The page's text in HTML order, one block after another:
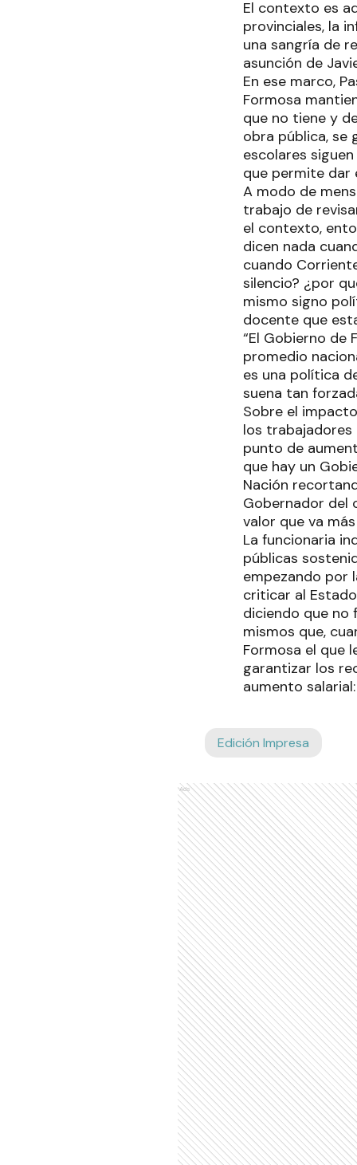
El contexto es
provinciales, la
una sangría de
asunción de
En ese marco,
Formosa
que no tiene y
obra pública, se
escolares
que permite dar
A modo de
trabajo de
el contexto,
dicen nada
cuando
silencio? ¿por
mismo signo
docente que
“El Gobierno de
promedio
es una política
suena tan
Sobre el
los trabajadores
punto de
que hay un
Nación
Gobernador del
valor que va
La funcionaria
públicas
empezando por
criticar al
diciendo que no
mismos que,
Formosa el que
garantizar los
aumento
Edición Impresa
Ads